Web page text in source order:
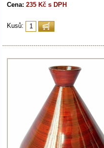
Cena: 235 Kč s DPH
Kusů: